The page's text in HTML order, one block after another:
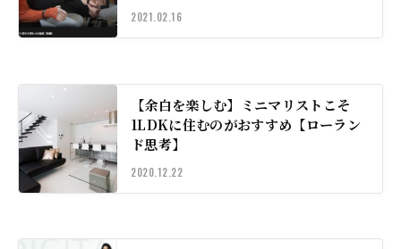
2021.02.16
【余白を楽しむ】ミニマリストこそ
1LDKに住むのがおすすめ【ローラン
ド思考】
2020.12.22